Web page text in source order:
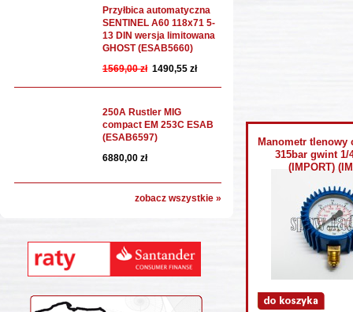
Przyłbica automatyczna
SENTINEL A60 118x71 5-
13 DIN wersja limitowana
GHOST (ESAB5660)
1569,00 zł 1490,55 zł
250A Rustler MIG
compact EM 253C ESAB
(ESAB6597)
6880,00 zł
zobacz wszystkie »
Manometr tlenowy
315bar gwint 1/
(IMPORT)